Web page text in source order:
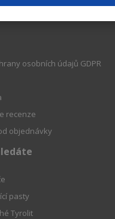
osobních údajů GDPR
recenze
objednávky
pasty
Tyrolit